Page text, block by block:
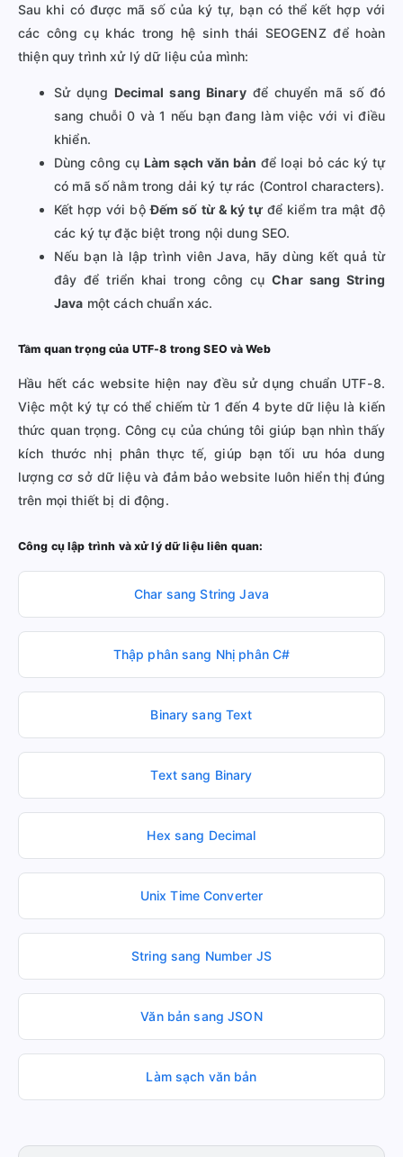
Sau khi có được mã số của ký tự, bạn có thể kết hợp với
các công cụ khác trong hệ sinh thái SEOGENZ để hoàn
thiện quy trình xử lý dữ liệu của mình:
Sử dụng Decimal sang Binaryđể chuyển mã số đó
sang chuỗi 0 và 1 nếu bạn đang làm việc với vi điều
khiển.
Dùng công cụ Làm sạch văn bản để loại bỏ các ký tự
có mã số nằm trong dải ký tự rác (Control characters).
Kết hợp với bộĐếm số từ & ký tựđể kiểm tra mật độ
các ký tự đặc biệt trong nội dung SEO.
Nếu bạn là lập trình viên Java, hãy dùng kết quả từ
đây để triển khai trong công cụChar sang String
Java một cách chuẩn xác.
Tầm quan trọng của UTF-8 trong SEO và Web
Hầu hết các website hiện nay đều sử dụng chuẩn UTF-8.
Việc một ký tự có thể chiếm từ 1 đến 4 byte dữ liệu là kiến
thức quan trọng. Công cụ của chúng tôi giúp bạn nhìn thấy
kích thước nhị phân thực tế, giúp bạn tối ưu hóa dung
lượng cơ sở dữ liệu và đảm bảo website luôn hiển thị đúng
trên mọi thiết bị di động.
Công cụ lập trình và xử lý dữ liệu liên quan:
Char sang String Java
Thập phân sang Nhị phân C#
Binary sang Text
Text sang Binary
Hex sang Decimal
Unix Time Converter
String sang Number JS
Văn bản sang JSON
Làm sạch văn bản